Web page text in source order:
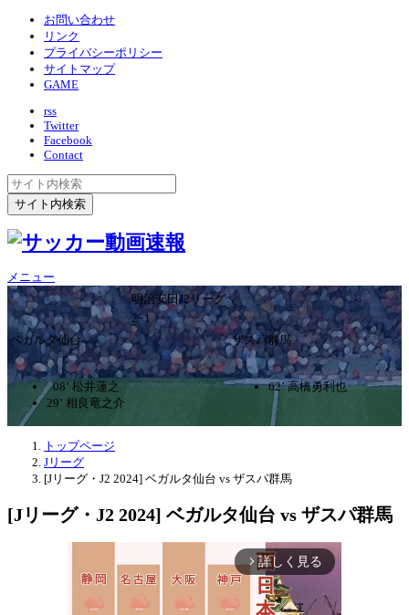
お問い合わせ
リンク
プライバシーポリシー
サイトマップ
GAME
rss
Twitter
Facebook
Contact
メニュー
明治安田J2リーグ
2ｰ1
ベガルタ仙台
ザスパ群馬
08’ 松井蓮之
29’ 相良竜之介
62’ 高橋勇利也
トップページ
Jリーグ
[Jリーグ・J2 2024] ベガルタ仙台 vs ザスパ群馬
[Jリーグ・J2 2024] ベガルタ仙台 vs ザスパ群馬
arrow_forward_ios 詳しく見る